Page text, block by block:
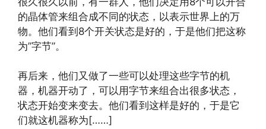
的晶体管来组合成不同的状态，以表示世界上的万
物。他们看到8个开关状态是好的，于是他们把这称
为”字节”。
再后来，他们又做了一些可以处理这些字节的机
器，机器开动了，可以用字节来组合出很多状态，
状态开始变来变去。他们看到这样是好的，于是它
们就这机器称为[……]